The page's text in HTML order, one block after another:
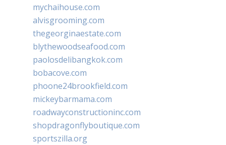
mychaihouse.com
alvisgrooming.com
thegeorginaestate.com
blythewoodseafood.com
paolosdelibangkok.com
bobacove.com
phoone24brookfield.com
mickeybarmama.com
roadwayconstructioninc.com
shopdragonflyboutique.com
sportszilla.org